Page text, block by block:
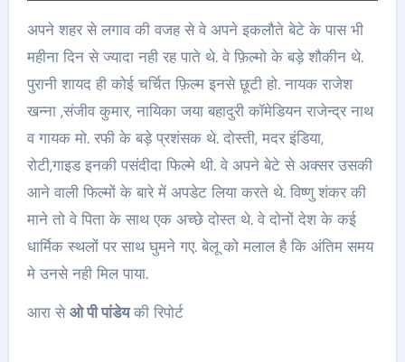
अपने शहर से लगाव की वजह से वे अपने इकलौते बेटे के पास भी
महीना दिन से ज्यादा नही रह पाते थे. वे फ़िल्मो के बड़े शौकीन थे.
पुरानी शायद ही कोई चर्चित फ़िल्म इनसे छूटी हो. नायक राजेश
खन्ना ,संजीव कुमार, नायिका जया बहादुरी कॉमेडियन राजेन्द्र नाथ
व गायक मो. रफी के बड़े प्रशंसक थे. दोस्ती, मदर इंडिया,
रोटी,गाइड इनकी पसंदीदा फिल्मे थी. वे अपने बेटे से अक्सर उसकी
आने वाली फिल्मों के बारे में अपडेट लिया करते थे. विष्णु शंकर की
माने तो वे पिता के साथ एक अच्छे दोस्त थे. वे दोनों देश के कई
धार्मिक स्थलों पर साथ घुमने गए. बेलू को मलाल है कि अंतिम समय
मे उनसे नही मिल पाया.
आरा सेओ पी पांडेयकी रिपोर्ट